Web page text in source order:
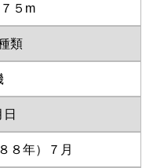
５m
類
８年）７月